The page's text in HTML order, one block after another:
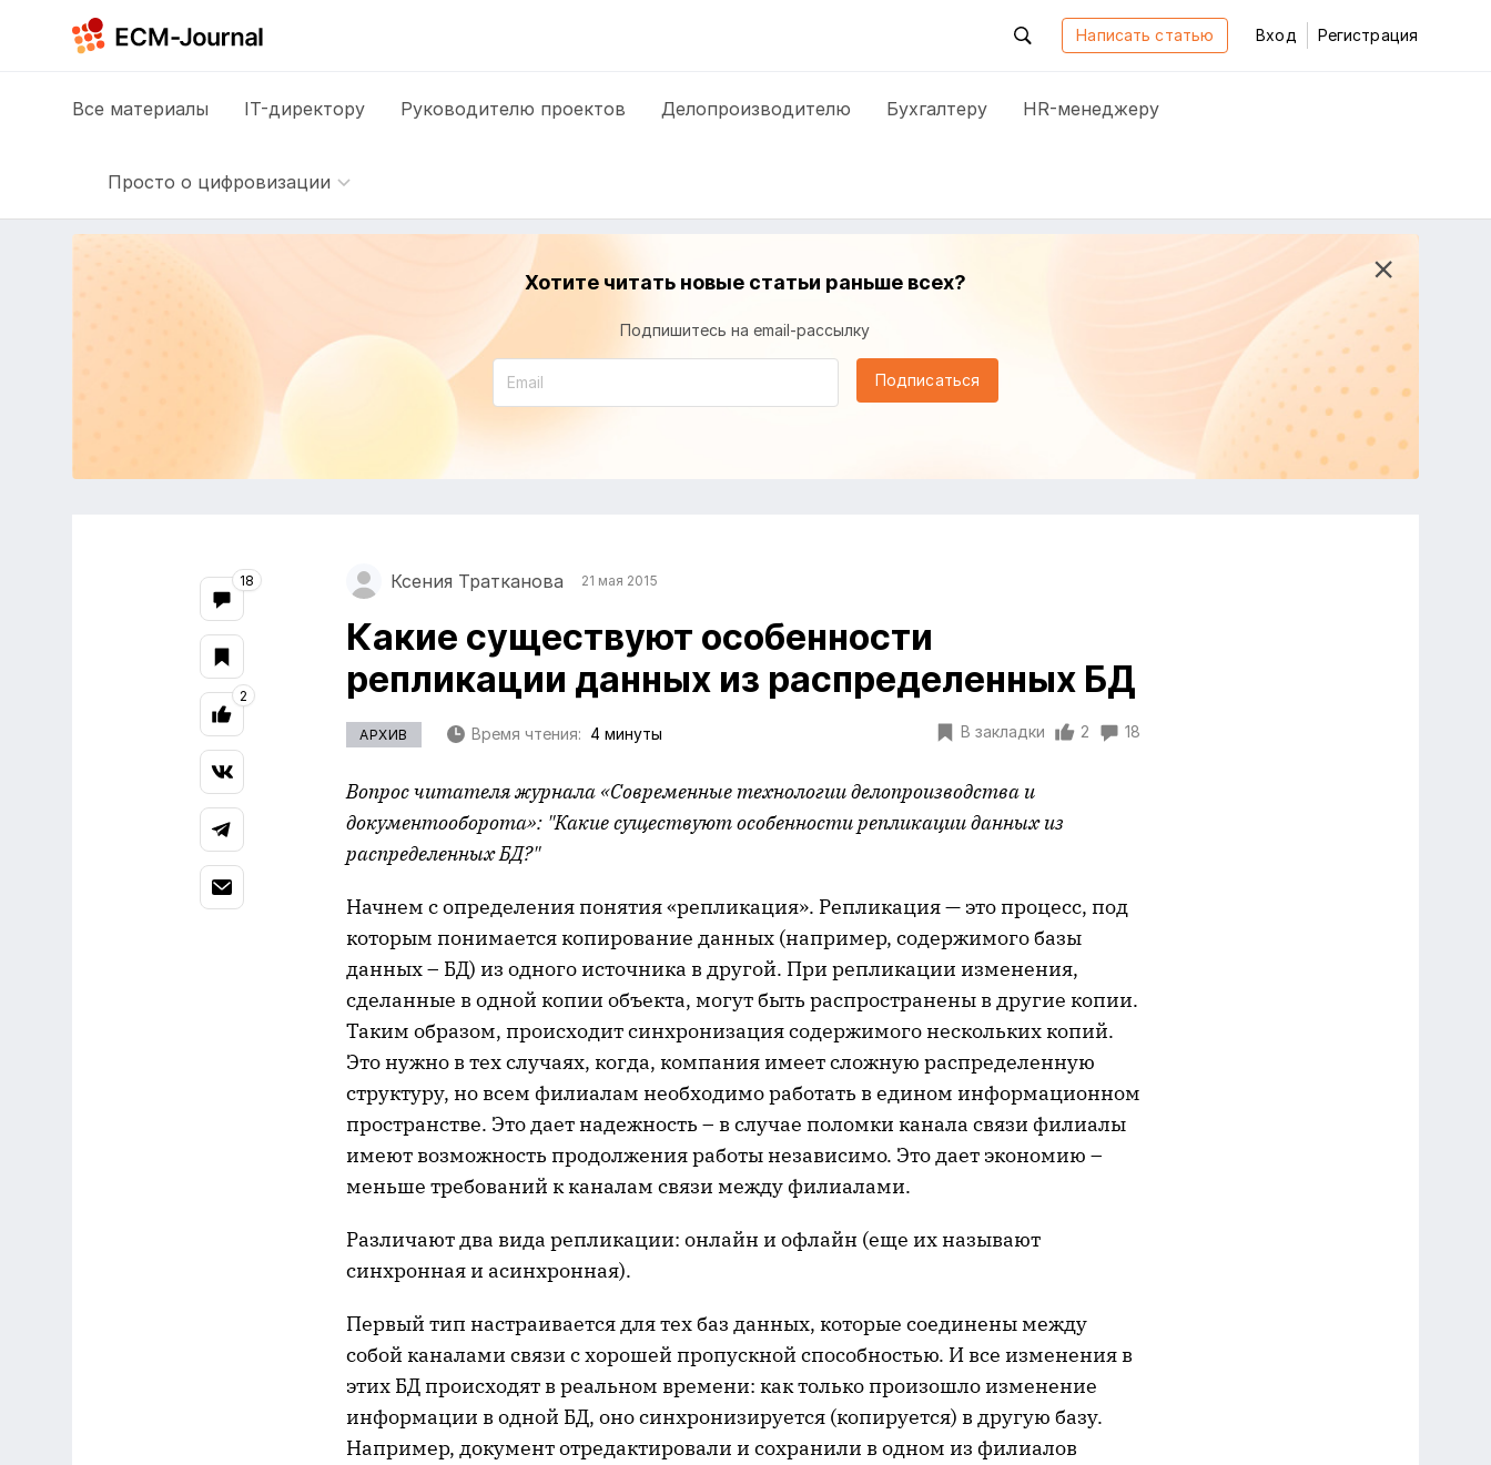
Написать статью Вход Регистрация
Все материалы IT-директору Руководителю проектов Делопроизводителю Бухгалтеру HR-менеджеру
Просто о цифровизации
Хотите читать новые статьи раньше всех?
Подпишитесь на email-рассылку
Подписаться
Ксения Тратканова 21 мая 2015
Какие существуют особенности
репликации данных из распределенных БД
АРХИВ Время чтения: 4 минуты В закладки 2 18
Вопрос читателя журнала «Современные технологии делопроизводства и
документооборота»: "Какие существуют особенности репликации данных из
распределенных БД?"
Начнем с определения понятия «репликация». Репликация — это процесс, под
которым понимается копирование данных (например, содержимого базы
данных – БД) из одного источника в другой. При репликации изменения,
сделанные в одной копии объекта, могут быть распространены в другие копии.
Таким образом, происходит синхронизация содержимого нескольких копий.
Это нужно в тех случаях, когда, компания имеет сложную распределенную
структуру, но всем филиалам необходимо работать в едином информационном
пространстве. Это дает надежность – в случае поломки канала связи филиалы
имеют возможность продолжения работы независимо. Это дает экономию –
меньше требований к каналам связи между филиалами.
Различают два вида репликации: онлайн и офлайн (еще их называют
синхронная и асинхронная).
Первый тип настраивается для тех баз данных, которые соединены между
собой каналами связи с хорошей пропускной способностью. И все изменения в
этих БД происходят в реальном времени: как только произошло изменение
информации в одной БД, оно синхронизируется (копируется) в другую базу.
Например, документ отредактировали и сохранили в одном из филиалов
18
2